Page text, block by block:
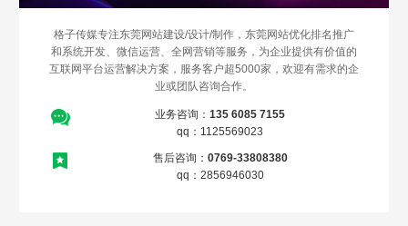
格子传媒专注东莞网站建设/设计/制作，东莞网站优化排名推广
和系统开发、微信运营、全网营销等服务，为企业提供有价值的
互联网平台运营解决方案，服务客户超5000家，欢迎有需求的企
业或团队咨询合作。
业务咨询： 135 6085 7155
qq：1125569023
售后咨询： 0769-33808380
qq：2856946030